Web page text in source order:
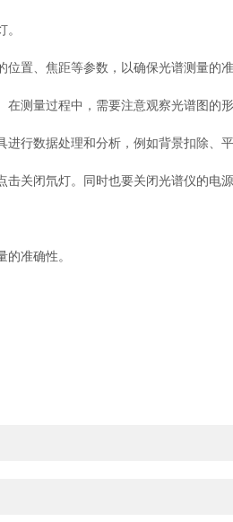
、焦距等参数，以确保光谱测量的准
量过程中，需要注意观察光谱图的形
数据处理和分析，例如背景扣除、平
关闭氘灯。同时也要关闭光谱仪的电源
准确性。